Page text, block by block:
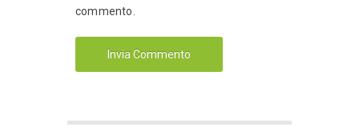
commento.